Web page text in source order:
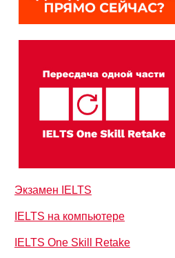
Экзамен IELTS
IELTS на компьютере
IELTS One Skill Retake